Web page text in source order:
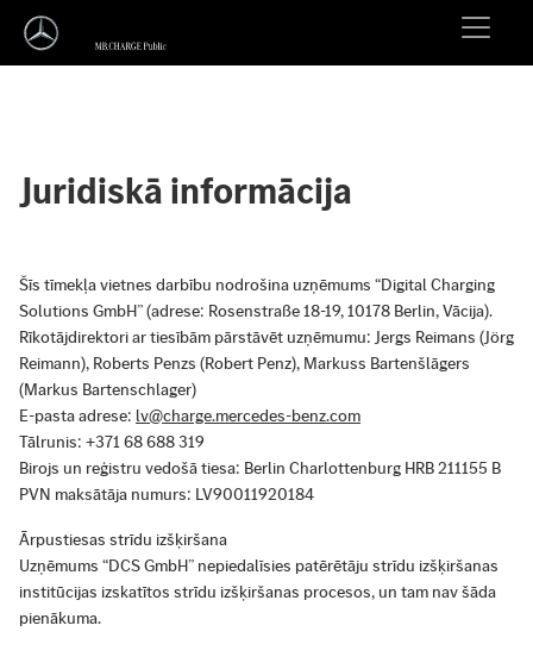
Juridiskā informācija
Šīs tīmekļa vietnes darbību nodrošina uzņēmums “Digital Charging
Solutions GmbH” (adrese: Rosenstraße 18-19, 10178 Berlin, Vācija).
Rīkotājdirektori ar tiesībām pārstāvēt uzņēmumu: Jergs Reimans (Jörg
Reimann), Roberts Penzs (Robert Penz), Markuss Bartenšlāgers
(Markus Bartenschlager)
E-pasta adrese: lv@charge.mercedes-benz.com
Tālrunis: +371 68 688 319
Birojs un reģistru vedošā tiesa: Berlin Charlottenburg HRB 211155 B
PVN maksātāja numurs: LV90011920184
Ārpustiesas strīdu izšķiršana
Uzņēmums “DCS GmbH” nepiedalīsies patērētāju strīdu izšķiršanas
institūcijas izskatītos strīdu izšķiršanas procesos, un tam nav šāda
pienākuma.